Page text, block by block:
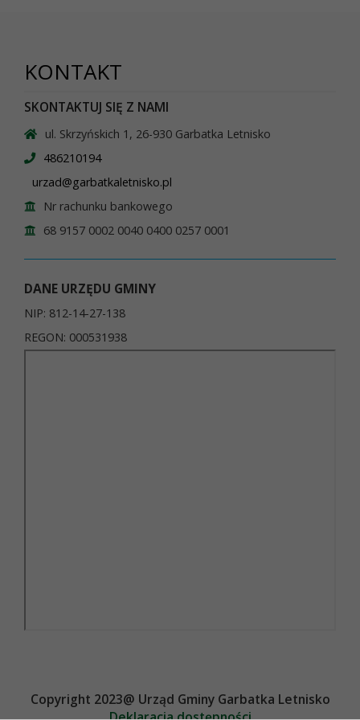
KONTAKT
SKONTAKTUJ SIĘ Z NAMI
ul. Skrzyńskich 1, 26-930 Garbatka Letnisko
486210194
urzad@garbatkaletnisko.pl
Nr rachunku bankowego
68 9157 0002 0040 0400 0257 0001
DANE URZĘDU GMINY
NIP: 812-14-27-138
REGON: 000531938
Copyright 2023@ Urząd Gminy Garbatka Letnisko